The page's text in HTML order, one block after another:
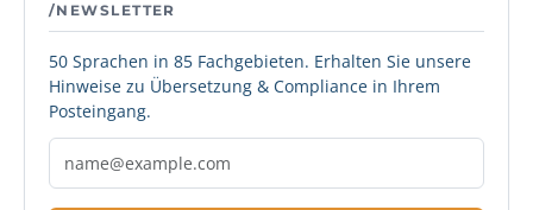
/NEWSLETTER
50 Sprachen in 85 Fachgebieten. Erhalten Sie unsere
Hinweise zu Übersetzung & Compliance in Ihrem
Posteingang.